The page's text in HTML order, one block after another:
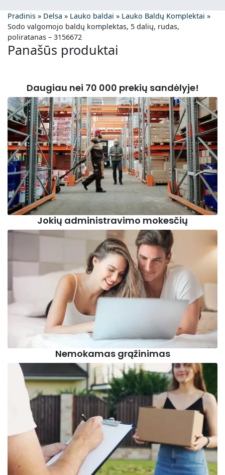
Pradinis » Delsa » Lauko baldai » Lauko Baldų Komplektai »
Sodo valgomojo baldų komplektas, 5 dalių, rudas,
poliratanas – 3156672
Panašūs produktai
Daugiau nei 70 000 prekių sandėlyje!
Jokių administravimo mokesčių
Nemokamas grąžinimas